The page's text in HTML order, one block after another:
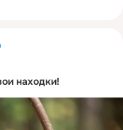
находки!